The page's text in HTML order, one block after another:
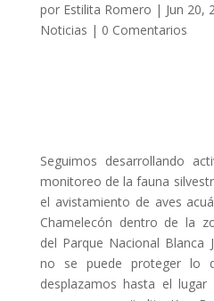
por Estilita Romero | Jun 20,
Noticias | 0 Comentarios
Seguimos desarrollando
monitoreo de la fauna
el avistamiento de aves
Chamelecón dentro de la
del Parque Nacional Blanca
no se puede proteger lo
desplazamos hasta el